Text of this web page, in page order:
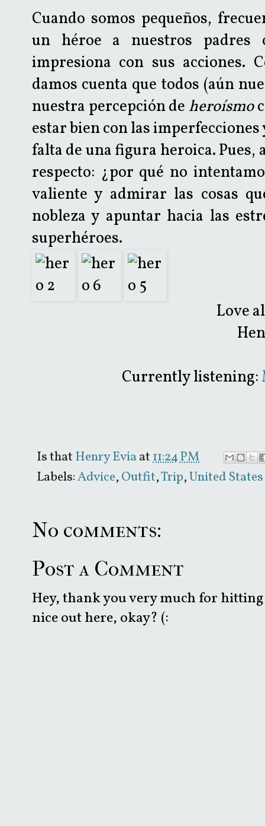
Cuando somos pequeños,
un héroe a nuestros padres
impresiona con sus acciones.
damos cuenta que todos (aún
nuestra percepción de heroísmo
estar bien con las
falta de una figura heroica. Pues,
respecto: ¿por qué no
valiente y admirar las cosas
nobleza y apuntar hacia las
superhéroes.
Love
Currently listening:
Is thatHenry Eviaat11:24 PM
Labels:Advice,Outfit,Trip,United States
No comments:
Post a Comment
Hey, thank you very much for
nice out here, okay? (: